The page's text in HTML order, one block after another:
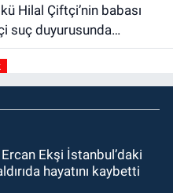
suç duyurusunda
çekilen kareler
personel alınacak.
Ercan Ekşi İstanbul’daki
hayatını kaybetti